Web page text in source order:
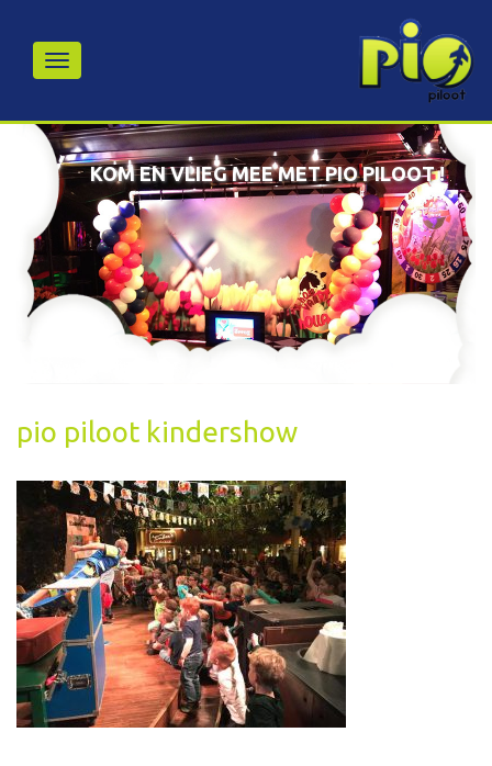
KOM EN VLIEG MEE MET PIO PILOOT !
pio piloot kindershow